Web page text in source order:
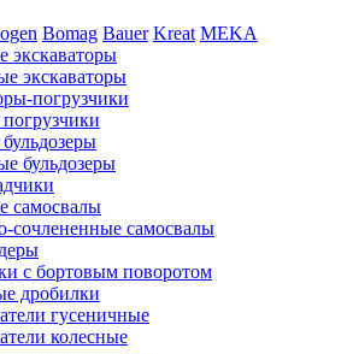
Bomag Bauer Kreat MEKA
экскаваторы
экскаваторы
погрузчики
бульдозеры
самосвалы
сочлененные cамосвалы
с бортовым поворотом
дробилки
гусеничные
колесные